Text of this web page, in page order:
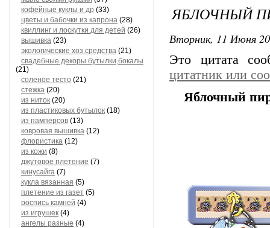
кофейные куклы и др (33)
цветы и бабочки из капрона (28)
квиллинг и лоскутки для детей (26)
вышивка (23)
экологические хоз.средства (21)
свадебные декоры бутылки,бокалы
(21)
соленое тесто (21)
стежка (20)
из ниток (20)
из пластиковых бутылок (18)
из памперсов (13)
ковровая вышивка (12)
флористика (12)
из кожи (8)
джутовое плетение (7)
кинусайга (7)
кукла вязанная (5)
плетение из газет (5)
роспись камней (4)
из игрушек (4)
ангелы разные (4)
ЯБЛОЧНЫЙ
Вторник, 11 Июня
Это цитата
цитатник или
Яблочный